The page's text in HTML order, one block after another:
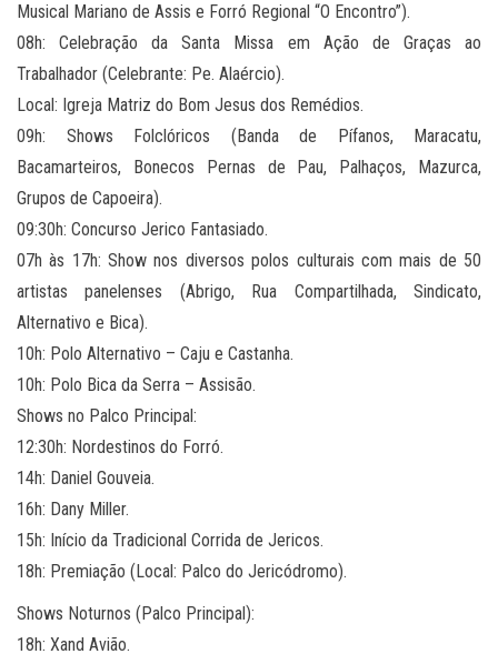
Musical Mariano de Assis e Forró Regional “O Encontro”).
​08h: Celebração da Santa Missa em Ação de Graças ao
Trabalhador (Celebrante: Pe. Alaércio).
​Local: Igreja Matriz do Bom Jesus dos Remédios.
​09h: Shows Folclóricos (Banda de Pífanos, Maracatu,
Bacamarteiros, Bonecos Pernas de Pau, Palhaços, Mazurca,
Grupos de Capoeira).
​09:30h: Concurso Jerico Fantasiado.
​07h às 17h: Show nos diversos polos culturais com mais de 50
artistas panelenses (Abrigo, Rua Compartilhada, Sindicato,
Alternativo e Bica).
​10h: Polo Alternativo – Caju e Castanha.
​10h: Polo Bica da Serra – Assisão.
​Shows no Palco Principal:
​12:30h: Nordestinos do Forró.
​14h: Daniel Gouveia.
​16h: Dany Miller.
​15h: Início da Tradicional Corrida de Jericos.
​18h: Premiação (Local: Palco do Jericódromo).
​Shows Noturnos (Palco Principal):
​18h: Xand Avião.